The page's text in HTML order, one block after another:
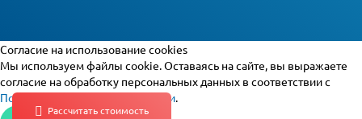
Cогласие на использование cookies
Мы используем файлы cookie. Оставаясь на сайте, вы выражаете
согласие на обработку персональных данных в соответствии с
Политикой конфиденциальности.